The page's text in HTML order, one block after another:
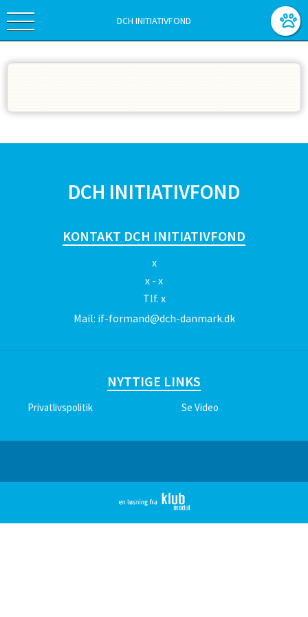
DCH INITIATIVFOND
DCH INITIATIVFOND
KONTAKT DCH INITIATIVFOND
x
x - x
Tlf. x
Mail: if-formand@dch-danmark.dk
NYTTIGE LINKS
Privatlivspolitik Se Video